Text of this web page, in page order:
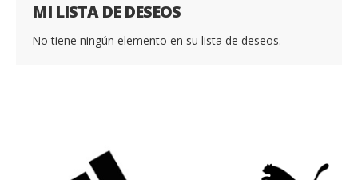
MI LISTA DE DESEOS
No tiene ningún elemento en su lista de deseos.